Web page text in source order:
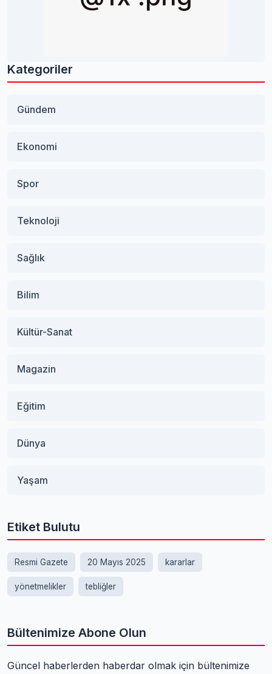
Kategoriler
Gündem
Ekonomi
Spor
Teknoloji
Sağlık
Bilim
Kültür-Sanat
Magazin
Eğitim
Dünya
Yaşam
Etiket Bulutu
Resmi Gazete 20 Mayıs 2025 kararlar
yönetmelikler tebliğler
Bültenimize Abone Olun
Güncel haberlerden haberdar olmak için bültenimize